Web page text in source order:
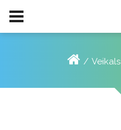
Veikals